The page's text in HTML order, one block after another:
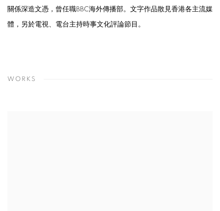
關係深造文憑，曾任職BBC海外傳播部。文字作品散見香港各主流媒
體，另於電視、電台主持時事文化評論節目。
WORKS